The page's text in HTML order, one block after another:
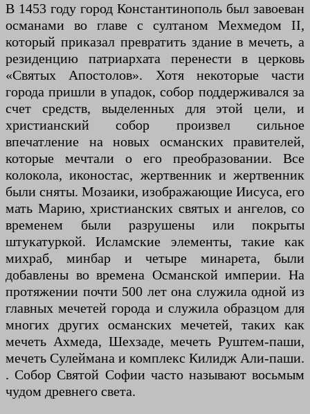
В 1453 году город Константинополь был завоеван
османами во главе с султаном Мехмедом II,
который приказал превратить здание в мечеть, а
резиденцию патриархата перенести в церковь
«Святых Апостолов». Хотя некоторые части
города пришли в упадок, собор поддерживался за
счет средств, выделенных для этой цели, и
христианский собор произвел сильное
впечатление на новых османских правителей,
которые мечтали о его преобразовании. Все
колокола, иконостас, жертвенник и жертвенник
были сняты. Мозаики, изображающие Иисуса, его
мать Марию, христианских святых и ангелов, со
временем были разрушены или покрыты
штукатуркой. Исламские элементы, такие как
михраб, минбар и четыре минарета, были
добавлены во времена Османской империи. На
протяжении почти 500 лет она служила одной из
главных мечетей города и служила образцом для
многих других османских мечетей, таких как
мечеть Ахмеда, Шехзаде, мечеть Руштем-паши,
мечеть Сулеймана и комплекс Килидж Али-паши.
. Собор Святой Софии часто называют восьмым
чудом древнего света.